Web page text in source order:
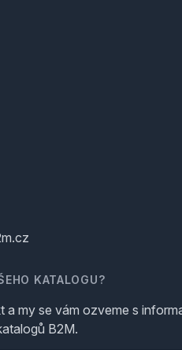
KATALOGU?
a my se vám ozveme s
B2M.